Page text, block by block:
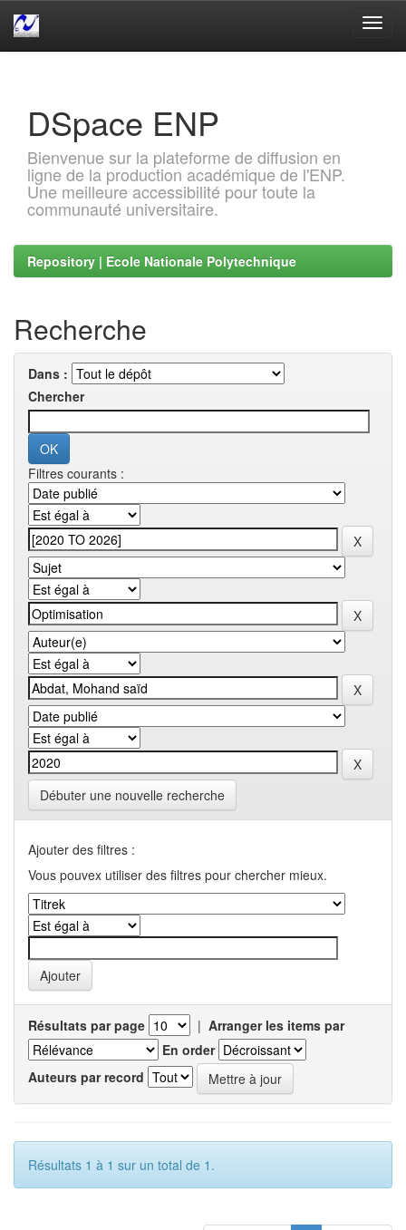
DSpace ENP
Bienvenue sur la plateforme de diffusion en
ligne de la production académique de l'ENP.
Une meilleure accessibilité pour toute la
communauté universitaire.
Repository | Ecole Nationale Polytechnique
Recherche
Dans :
Chercher
Filtres courants :
Débuter une nouvelle recherche
Ajouter des filtres :
Vous pouvex utiliser des filtres pour chercher mieux.
Résultats par page | Arranger les items par
En order
Auteurs par record
Résultats 1 à 1 sur un total de 1.